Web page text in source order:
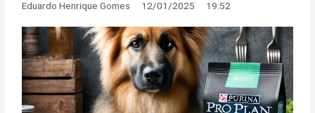
Eduardo Henrique Gomes 12/01/2025 19:52